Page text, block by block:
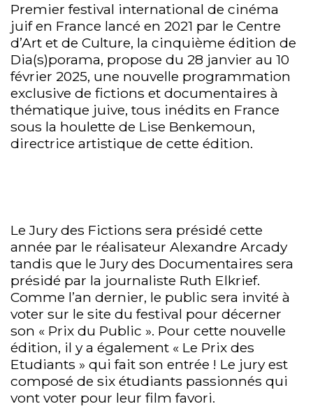
Premier festival international de cinéma
juif en France lancé en 2021 par le Centre
d’Art et de Culture, la cinquième édition de
Dia(s)porama, propose du 28 janvier au 10
février 2025, une nouvelle programmation
exclusive de fictions et documentaires à
thématique juive, tous inédits en France
sous la houlette de Lise Benkemoun,
directrice artistique de cette édition.
Le Jury des Fictions sera présidé cette
année par le réalisateur Alexandre Arcady
tandis que le Jury des Documentaires sera
présidé par la journaliste Ruth Elkrief.
Comme l’an dernier, le public sera invité à
voter sur le site du festival pour décerner
son « Prix du Public ». Pour cette nouvelle
édition, il y a également « Le Prix des
Etudiants » qui fait son entrée ! Le jury est
composé de six étudiants passionnés qui
vont voter pour leur film favori.